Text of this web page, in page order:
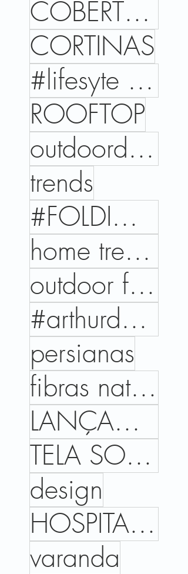
COBERTURAS
CORTINAS
#lifesyte #trends #cores #interiordesign #home
ROOFTOP
outdoordesign
trends
#FOLDINGPERGOLA
home trends
outdoor files
#arthurdecor #projetoeexecucao #areaexterna #coberturaaltopadrao #brooklyn #SP #varandagourmet #terr
persianas
fibras naturais
LANÇAMENTOS
TELA SOLAR
design
HOSPITALIDADE
varanda